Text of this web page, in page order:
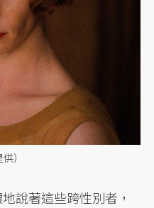
）
說著這些跨性別者，